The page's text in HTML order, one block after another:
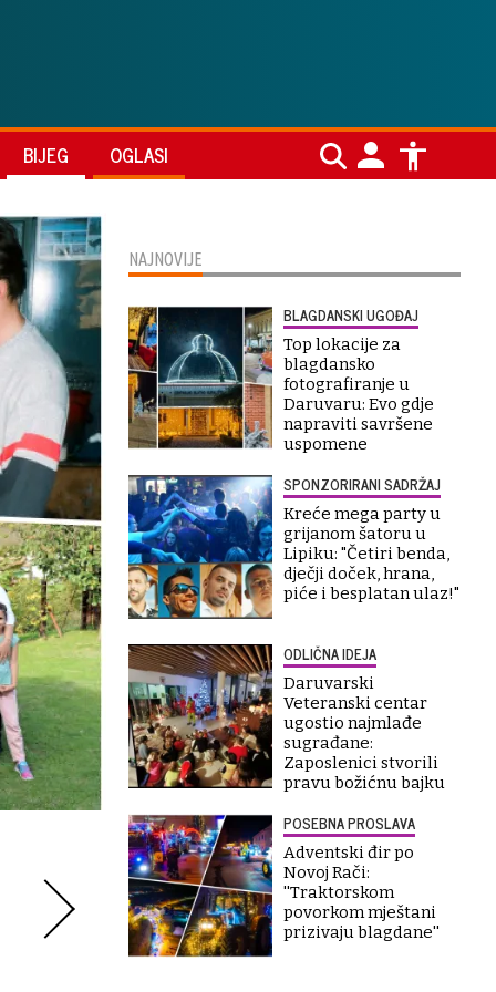
BIJEG OGLASI
NAJNOVIJE
BLAGDANSKI UGOĐAJ
Top lokacije za
blagdansko
fotografiranje u
Daruvaru: Evo gdje
napraviti savršene
uspomene
SPONZORIRANI SADRŽAJ
Kreće mega party u
grijanom šatoru u
Lipiku: "Četiri benda,
dječji doček, hrana,
piće i besplatan ulaz!"
ODLIČNA IDEJA
Daruvarski
Veteranski centar
ugostio najmlađe
sugrađane:
Zaposlenici stvorili
pravu božićnu bajku
POSEBNA PROSLAVA
Adventski đir po
Novoj Rači:
''Traktorskom
povorkom mještani
prizivaju blagdane''